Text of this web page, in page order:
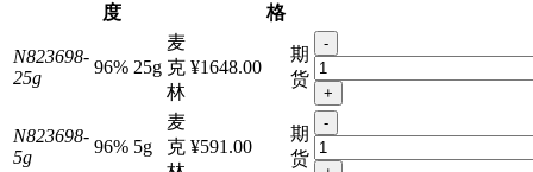
度
格
N823698-
25g
96% 25g
麦
克
林
¥1648.00
期
货
-
+
N823698-
5g
96% 5g
麦
克 ¥591.00
期
货
-